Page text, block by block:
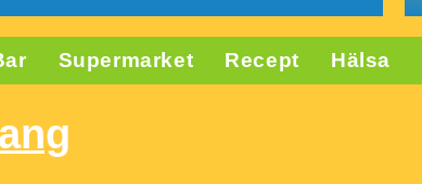
Supermarket Recept Hälsa